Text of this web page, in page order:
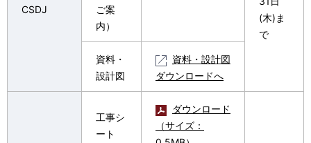
CSDJ
ご案
内）
(木)ま
で
資料・
設計図
資料・設計図
ダウンロードへ
工事シ
ート
ダウンロード
（サイズ：